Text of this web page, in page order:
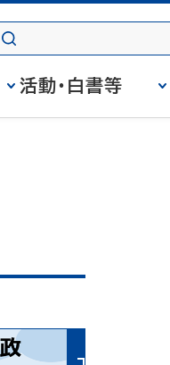
活動・白書等